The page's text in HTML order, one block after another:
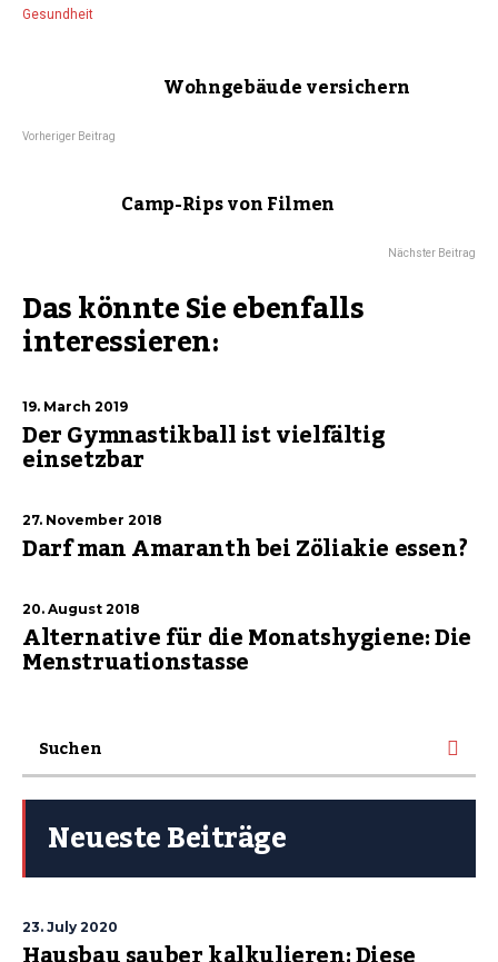
Gesundheit
Wohngebäude versichern
Vorheriger Beitrag
Camp-Rips von Filmen
Nächster Beitrag
Das könnte Sie ebenfalls
interessieren:
19. March 2019
Der Gymnastikball ist vielfältig
einsetzbar
27. November 2018
Darf man Amaranth bei Zöliakie essen?
20. August 2018
Alternative für die Monatshygiene: Die
Menstruationstasse
Neueste Beiträge
23. July 2020